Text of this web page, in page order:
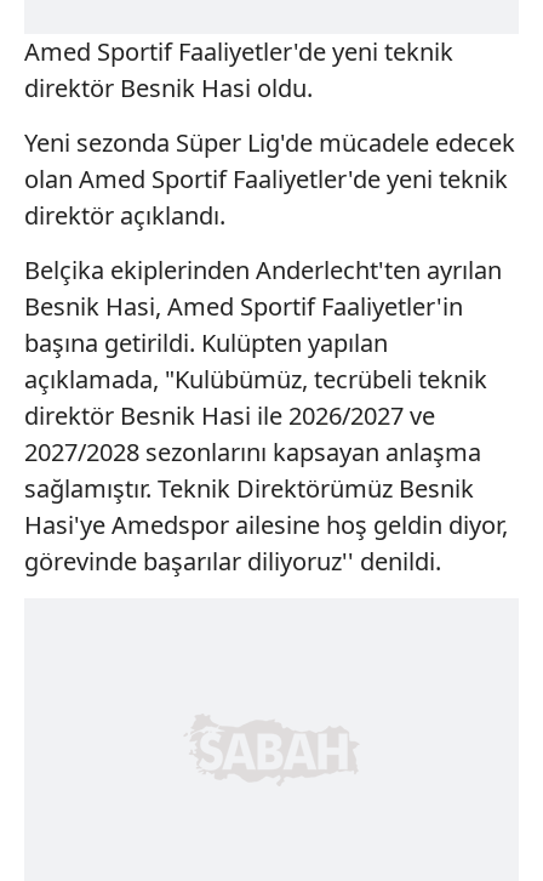
Amed Sportif Faaliyetler'de yeni teknik
direktör Besnik Hasi oldu.
Yeni sezonda Süper Lig'de mücadele edecek
olan Amed Sportif Faaliyetler'de yeni teknik
direktör açıklandı.
Belçika ekiplerinden Anderlecht'ten ayrılan
Besnik Hasi, Amed Sportif Faaliyetler'in
başına getirildi. Kulüpten yapılan
açıklamada, "Kulübümüz, tecrübeli teknik
direktör Besnik Hasi ile 2026/2027 ve
2027/2028 sezonlarını kapsayan anlaşma
sağlamıştır. Teknik Direktörümüz Besnik
Hasi'ye Amedspor ailesine hoş geldin diyor,
görevinde başarılar diliyoruz'' denildi.